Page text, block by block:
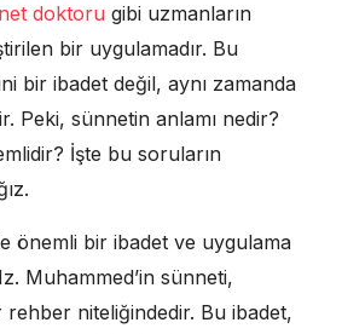
doktoru gibi uzmanların
bir uygulamadır. Bu
bir ibadet değil, aynı zamanda
Peki, sünnetin anlamı nedir?
İşte bu soruların
önemli bir ibadet ve uygulama
Muhammed’in sünneti,
niteliğindedir. Bu ibadet,